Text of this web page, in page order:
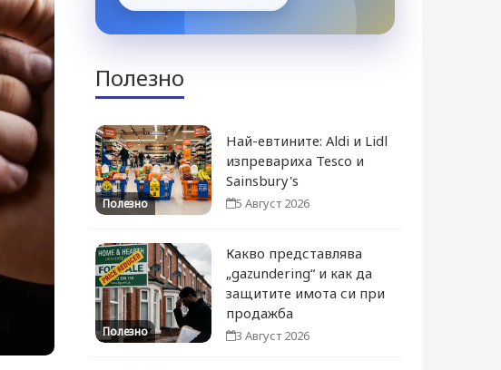
Полезно
Полезно
Най-евтините: Aldi и Lidl
изпревариха Tesco и
Sainsbury's
5 Август 2026
Полезно
Какво представлява
„gazundering“ и как да
защитите имота си при
продажба
3 Август 2026